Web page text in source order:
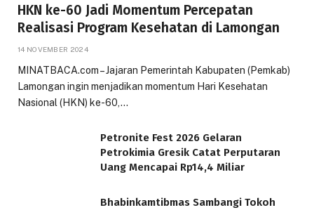
HKN ke-60 Jadi Momentum Percepatan
Realisasi Program Kesehatan di Lamongan
14 NOVEMBER 2024
MINATBACA.com – Jajaran Pemerintah Kabupaten (Pemkab)
Lamongan ingin menjadikan momentum Hari Kesehatan
Nasional (HKN) ke-60,…
Petronite Fest 2026 Gelaran
Petrokimia Gresik Catat Perputaran
Uang Mencapai Rp14,4 Miliar
Bhabinkamtibmas Sambangi Tokoh